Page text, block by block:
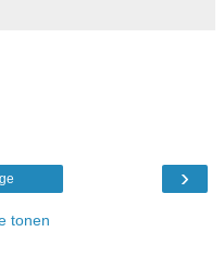
›
tonen